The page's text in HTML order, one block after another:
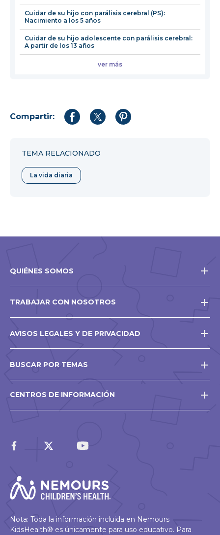
Cuidar de su hijo con parálisis cerebral (PS):
Nacimiento a los 5 años
Cuidar de su hijo adolescente con parálisis cerebral:
A partir de los 13 años
ver más
Compartir:
CompartirCompartirCompartir
TEMA RELACIONADO
La vida diaria
QUIÉNES SOMOS
TRABAJAR CON NOSOTROS
AVISOS LEGALES Y DE PRIVACIDAD
BUSCAR POR TEMAS
CENTROS DE INFORMACIÓN
Nota: Toda la información incluida en Nemours
KidsHealth® es únicamente para uso educativo. Para